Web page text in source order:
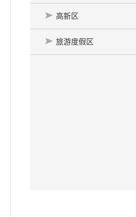
高新区
旅游度假区